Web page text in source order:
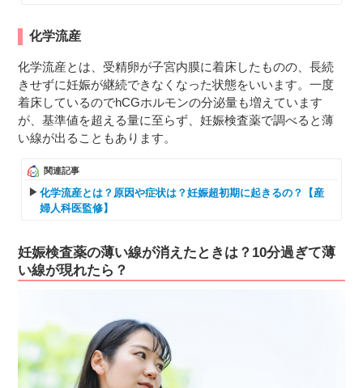
化学流産
化学流産とは、受精卵が子宮内膜に着床したものの、長続
きせずに妊娠が継続できなくなった状態をいいます。一度
着床しているのでhCGホルモンの分泌量も増えています
が、基準値を超える量に至らず、妊娠検査薬で調べると薄
い線が出ることもあります。
関連記事
化学流産とは？原因や症状は？妊娠超初期に起きるの？【産
婦人科医監修】
妊娠検査薬の薄い線が消えたときは？10分過ぎて薄
い線が現れたら？